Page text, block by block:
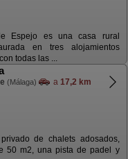
Espejo es una casa rural
en tres alojamientos
todas las ...
(Málaga) a 17,2 km
de chalets adosados,
50 m2, una pista de padel y